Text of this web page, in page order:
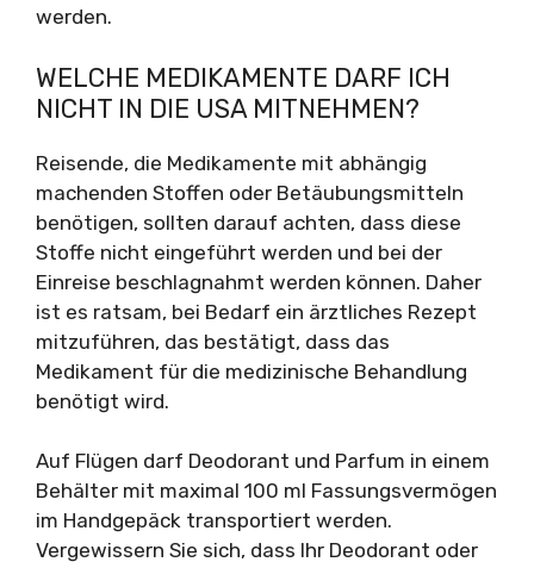
werden.
WELCHE MEDIKAMENTE DARF ICH
NICHT IN DIE USA MITNEHMEN?
Reisende, die Medikamente mit abhängig
machenden Stoffen oder Betäubungsmitteln
benötigen, sollten darauf achten, dass diese
Stoffe nicht eingeführt werden und bei der
Einreise beschlagnahmt werden können. Daher
ist es ratsam, bei Bedarf ein ärztliches Rezept
mitzuführen, das bestätigt, dass das
Medikament für die medizinische Behandlung
benötigt wird.
Auf Flügen darf Deodorant und Parfum in einem
Behälter mit maximal 100 ml Fassungsvermögen
im Handgepäck transportiert werden.
Vergewissern Sie sich, dass Ihr Deodorant oder